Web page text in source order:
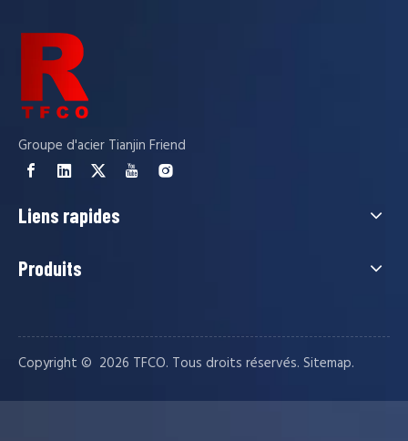
EN39 Test d'aplatissement du tube d'échafaudage
Groupe d'acier Tianjin Friend
Liens rapides
Produits
Copyright © ️ 2026 TFCO. Tous droits réservés. Sitemap.